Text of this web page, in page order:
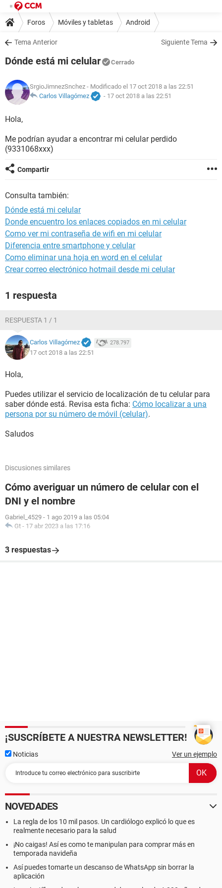
Foros Móviles y tabletas Android
Tema Anterior Siguiente Tema
Dónde está mi celular Cerrado
SrgioJimnezSnchez - Modificado el 17 oct 2018 a las 22:51
Carlos Villagómez
- 17 oct 2018 a las 22:51
Hola,
Me podrían ayudar a encontrar mi celular perdido
(9331068xxx)
Compartir
Consulta también:
Dónde está mi celular
Donde encuentro los enlaces copiados en mi celular
Como ver mi contraseña de wifi en mi celular
Diferencia entre smartphone y celular
Como eliminar una hoja en word en el celular
Crear correo electrónico hotmail desde mi celular
1 respuesta
RESPUESTA 1 / 1
Carlos Villagómez 278.797
17 oct 2018 a las 22:51
Hola,
Puedes utilizar el servicio de localización de tu celular para
saber dónde está. Revisa esta ficha: Cómo localizar a una
persona por su número de móvil (celular).
Saludos
Discusiones similares
Cómo averiguar un número de celular con el
DNI y el nombre
Gabriel_4529 - 1 ago 2019 a las 05:04
Gt - 17 abr 2023 a las 17:16
3 respuestas
¡SUSCRÍBETE A NUESTRA NEWSLETTER!
Noticias Ver un ejemplo
NOVEDADES
La regla de los 10 mil pasos. Un cardiólogo explicó lo que es
realmente necesario para la salud
¡No caigas! Así es como te manipulan para comprar más en
temporada navideña
Así puedes tomarte un descanso de WhatsApp sin borrar la
aplicación